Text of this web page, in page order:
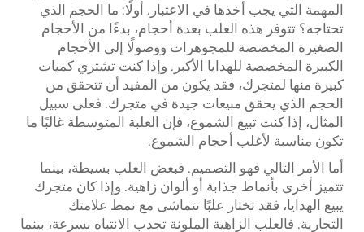
المهمة التي يجب أخذها في الاعتبار. أولًا: ما الحجم الذي
تحتاجه؟ تتوفر هذه العلب بعدة أحجام، بدءًا من الأحجام
الصغيرة المخصصة للمجوهرات ووصولًا إلى الأحجام
الكبيرة المخصصة للهدايا الأكبر. وإذا كنت تشتري كميات
كبيرة منها لمتجرك، فقد يكون من المفيد أن تتحقق من
الحجم الذي يحقق مبيعات جيدة في متجرك. فعلى سبيل
المثال، إذا كنت تبيع الشموع، فإن العلبة المتوسطة غالبًا ما
تكون مناسبة لأغلب أحجام الشموع.
أما الأمر التالي فهو التصميم. فبعض العلب بسيطة، بينما
تتميز أخرى بأنماط جذابة أو ألوان زاهية. وإذا كان متجرك
يبيع الهدايا، فقد تختار علبًا تتماشى مع نمط علامتك
التجارية. فالعلب الزاهية الملونة تجذب الانتباه بسرعة، بينما